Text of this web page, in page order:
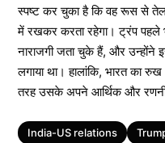
स्पष्ट कर चुका है कि वह रूस से तेल
में रखकर करता रहेगा। ट्रंप
नाराजगी जता चुके हैं, और उन्होंने
लगाया था। हालांकि, भारत का
तरह उसके अपने आर्थिक और
Tags
India-US relations